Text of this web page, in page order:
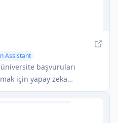
Assistant
başvuruları
için yapay zeka
ve bir mentor ağı
kabul platformudur.